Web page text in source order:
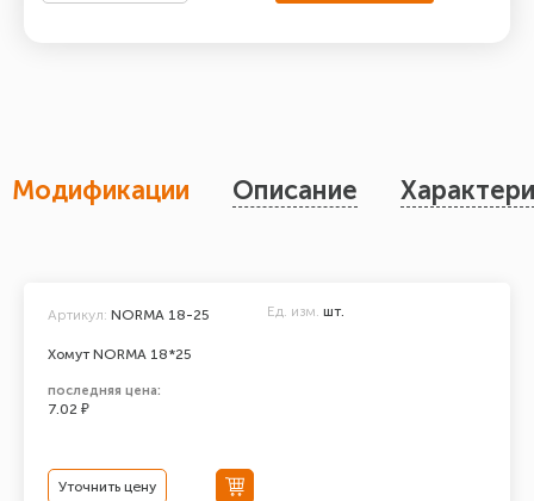
Модификации Описание
Хомут NORMA 18*25
Артикул: NORMA 18-25 Ед. изм. шт.
последняя цена:
7.02 ₽
Уточнить цену